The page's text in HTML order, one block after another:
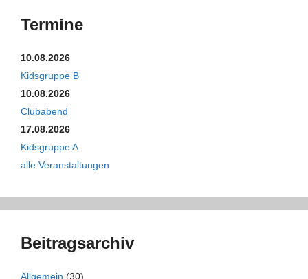
Termine
10.08.2026
Kidsgruppe B
10.08.2026
Clubabend
17.08.2026
Kidsgruppe A
alle Veranstaltungen
Beitragsarchiv
Allgemein (30)